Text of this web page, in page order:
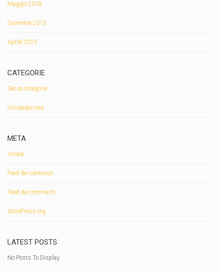
Maggio 2018
Dicembre 2015
Aprile 2015
CATEGORIE
Senza categoria
Uncategorized
META
Accedi
Feed dei contenuti
Feed dei commenti
WordPress.org
LATEST POSTS
No Posts To Display